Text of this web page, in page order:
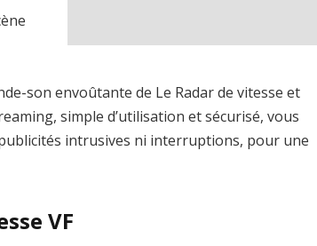
son envoûtante de Le Radar de vitesse et
simple d’utilisation et sécurisé, vous
intrusives ni interruptions, pour une
VF